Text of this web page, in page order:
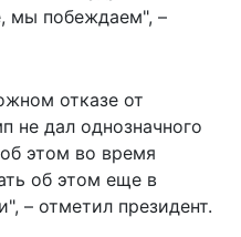
мы побеждаем", –
отказе от
не дал однозначного
этом во время
об этом еще в
– отметил президент.